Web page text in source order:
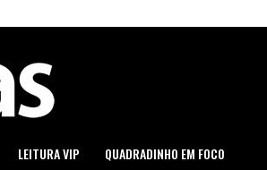
LEITURA VIP QUADRADINHO EM FOCO